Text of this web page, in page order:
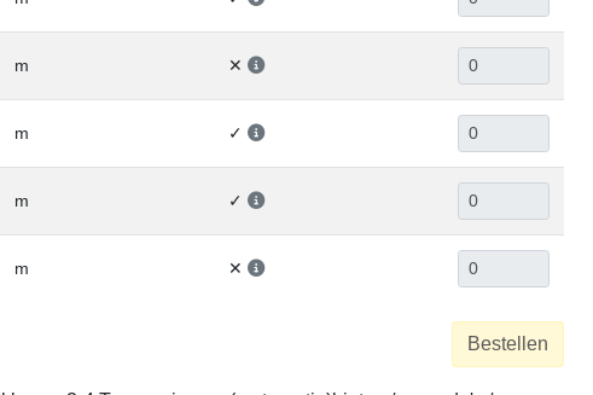
m ✕
m ✓
m ✓
m ✕
Bestellen